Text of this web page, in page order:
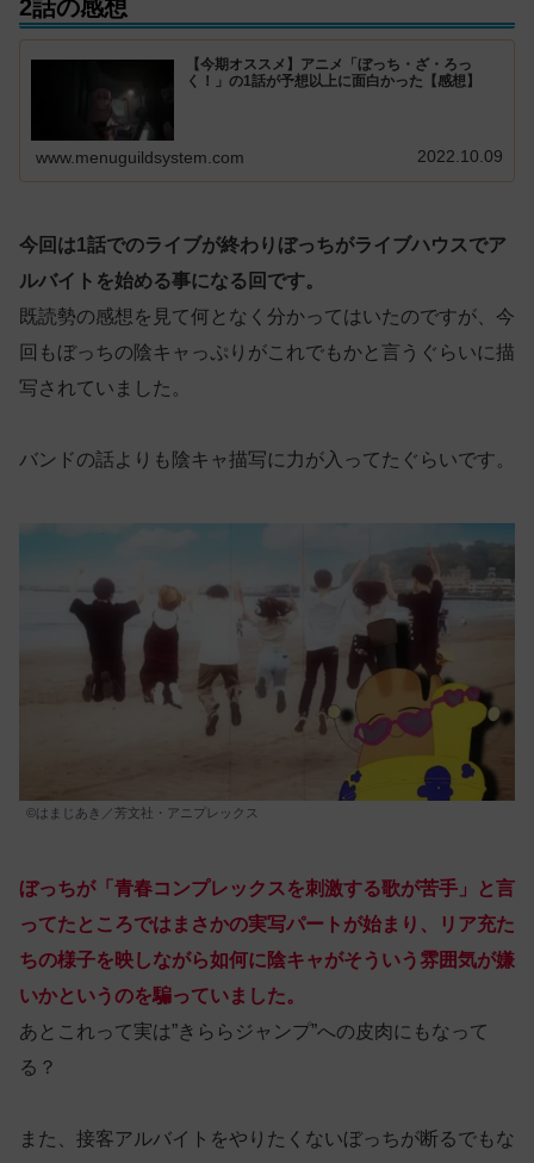
2話の感想
【今期オススメ】アニメ「ぼっち・ざ・ろっ
く！」の1話が予想以上に面白かった【感想】
www.menuguildsystem.com 2022.10.09
今回は1話でのライブが終わりぼっちがライブハウスでア
ルバイトを始める事になる回です。
既読勢の感想を見て何となく分かってはいたのですが、今
回もぼっちの陰キャっぷりがこれでもかと言うぐらいに描
写されていました。
バンドの話よりも陰キャ描写に力が入ってたぐらいです。
©はまじあき／芳文社・アニプレックス
ぼっちが「青春コンプレックスを刺激する歌が苦手」と言
ってたところではまさかの実写パートが始まり、リア充た
ちの様子を映しながら如何に陰キャがそういう雰囲気が嫌
いかというのを騙っていました。
あとこれって実は”きららジャンプ”への皮肉にもなって
る？
また、接客アルバイトをやりたくないぼっちが断るでもな